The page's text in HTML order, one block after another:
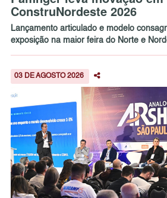
ConstruNordeste 2026
Lançamento articulado e modelo
exposição na maior feira do Norte e
03 DE AGOSTO 2026